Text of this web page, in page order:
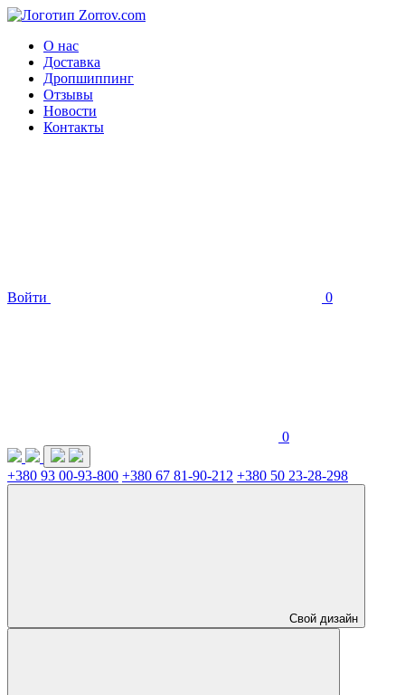
О нас
Доставка
Дропшиппинг
Отзывы
Новости
Контакты
Войти 0
0
+380 93 00-93-800 +380 67 81-90-212 +380 50 23-28-298
Свой дизайн